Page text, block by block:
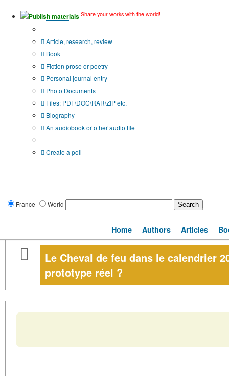
Publish materials Share your works with the world!
Article, research, review
Book
Fiction prose or poetry
Personal journal entry
Photo Documents
Files: PDF\DOC\RAR\ZIP etc.
Biography
An audiobook or other audio file
Create a poll
France World
Home Authors Articles
Le Cheval de feu dans le calendrier
prototype réel ?